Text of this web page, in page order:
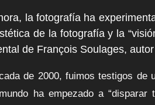
la fotografía ha
de la fotografía y la
de François Soulages,
de 2000, fuimos testigos de
ha empezado a